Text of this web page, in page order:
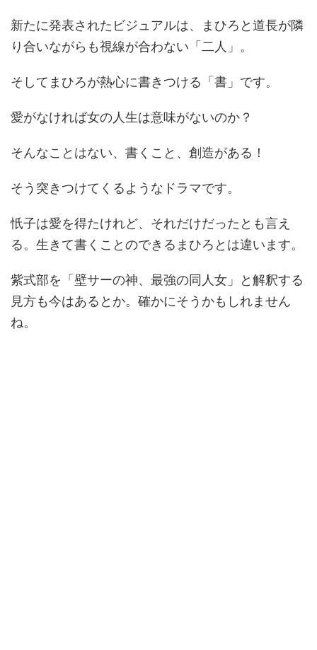
新たに発表されたビジュアルは、まひろと道長が隣
り合いながらも視線が合わない「二人」。
そしてまひろが熱心に書きつける「書」です。
愛がなければ女の人生は意味がないのか？
そんなことはない、書くこと、創造がある！
そう突きつけてくるようなドラマです。
忯子は愛を得たけれど、それだけだったとも言え
る。生きて書くことのできるまひろとは違います。
紫式部を「壁サーの神、最強の同人女」と解釈する
見方も今はあるとか。確かにそうかもしれません
ね。